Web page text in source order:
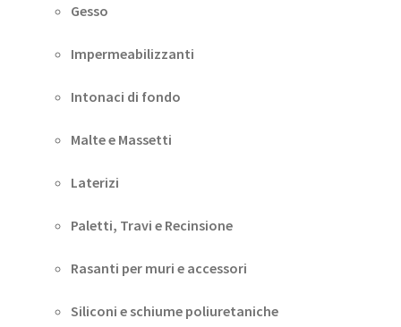
Gesso
Impermeabilizzanti
Intonaci di fondo
Malte e Massetti
Laterizi
Paletti, Travi e Recinsione
Rasanti per muri e accessori
Siliconi e schiume poliuretaniche